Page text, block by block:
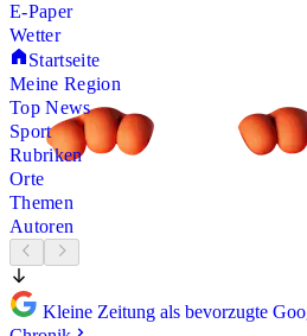
E-Paper
Wetter
Startseite
Meine Region
Top News
Sport
Rubriken
Orte
Themen
Autoren
Kleine Zeitung als bevorzugte